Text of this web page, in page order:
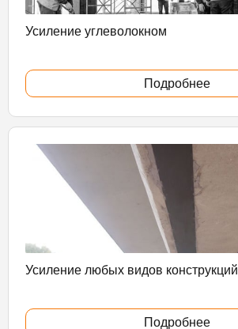
Усиление углеволокном
Подробнее
Усиление любых видов конструкций
Подробнее